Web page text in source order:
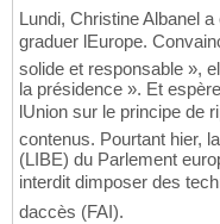
Lundi, Christine Albanel
graduer lEurope.
solide et responsable »,
la présidence ». Et
lUnion sur le principe de
contenus. Pourtant hier,
(LIBE) du Parlement
interdit dimposer des
daccès (FAI).